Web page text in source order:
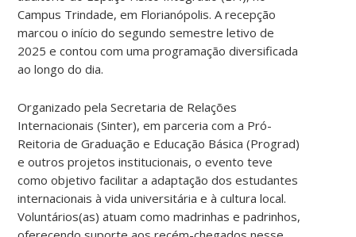
Campus Trindade, em Florianópolis. A recepção
marcou o início do segundo semestre letivo de
2025 e contou com uma programação diversificada
ao longo do dia.
Organizado pela Secretaria de Relações
Internacionais (Sinter), em parceria com a Pró-
Reitoria de Graduação e Educação Básica (Prograd)
e outros projetos institucionais, o evento teve
como objetivo facilitar a adaptação dos estudantes
internacionais à vida universitária e à cultura local.
Voluntários(as) atuam como madrinhas e padrinhos,